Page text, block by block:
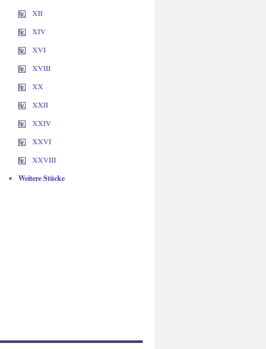
XII
XIV
XVI
XVIII
XX
XXII
XXIV
XXVI
XXVIII
Weitere Stücke